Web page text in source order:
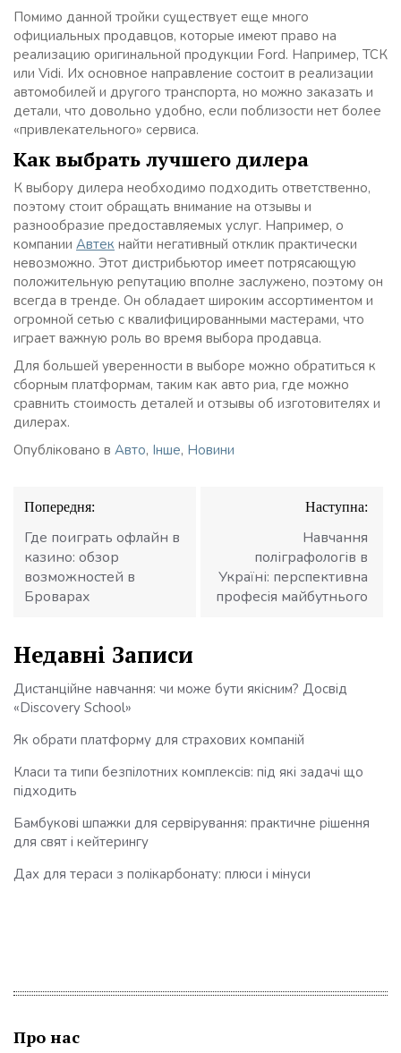
Помимо данной тройки существует еще много
официальных продавцов, которые имеют право на
реализацию оригинальной продукции Ford. Например, ТСК
или Vidi. Их основное направление состоит в реализации
автомобилей и другого транспорта, но можно заказать и
детали, что довольно удобно, если поблизости нет более
«привлекательного» сервиса.
Как выбрать лучшего дилера
К выбору дилера необходимо подходить ответственно,
поэтому стоит обращать внимание на отзывы и
разнообразие предоставляемых услуг. Например, о
компании Автек найти негативный отклик практически
невозможно. Этот дистрибьютор имеет потрясающую
положительную репутацию вполне заслужено, поэтому он
всегда в тренде. Он обладает широким ассортиментом и
огромной сетью с квалифицированными мастерами, что
играет важную роль во время выбора продавца.
Для большей уверенности в выборе можно обратиться к
сборным платформам, таким как авто риа, где можно
сравнить стоимость деталей и отзывы об изготовителях и
дилерах.
Опубліковано в Авто, Інше, Новини
Навігація
записів
Попередня:
Где поиграть офлайн в
казино: обзор
возможностей в
Броварах
Наступна:
Навчання
поліграфологів в
Україні: перспективна
професія майбутнього
Недавні Записи
Дистанційне навчання: чи може бути якісним? Досвід
«Discovery School»
Як обрати платформу для страхових компаній
Класи та типи безпілотних комплексів: під які задачі що
підходить
Бамбукові шпажки для сервірування: практичне рішення
для свят і кейтерингу
Дах для тераси з полікарбонату: плюси і мінуси
Про нас